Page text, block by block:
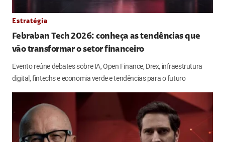
Estratégia
Febraban Tech 2026: conheça as tendências que
vão transformar o setor financeiro
Evento reúne debates sobre IA, Open Finance, Drex, infraestrutura
digital, fintechs e economia verde e tendências para o futuro